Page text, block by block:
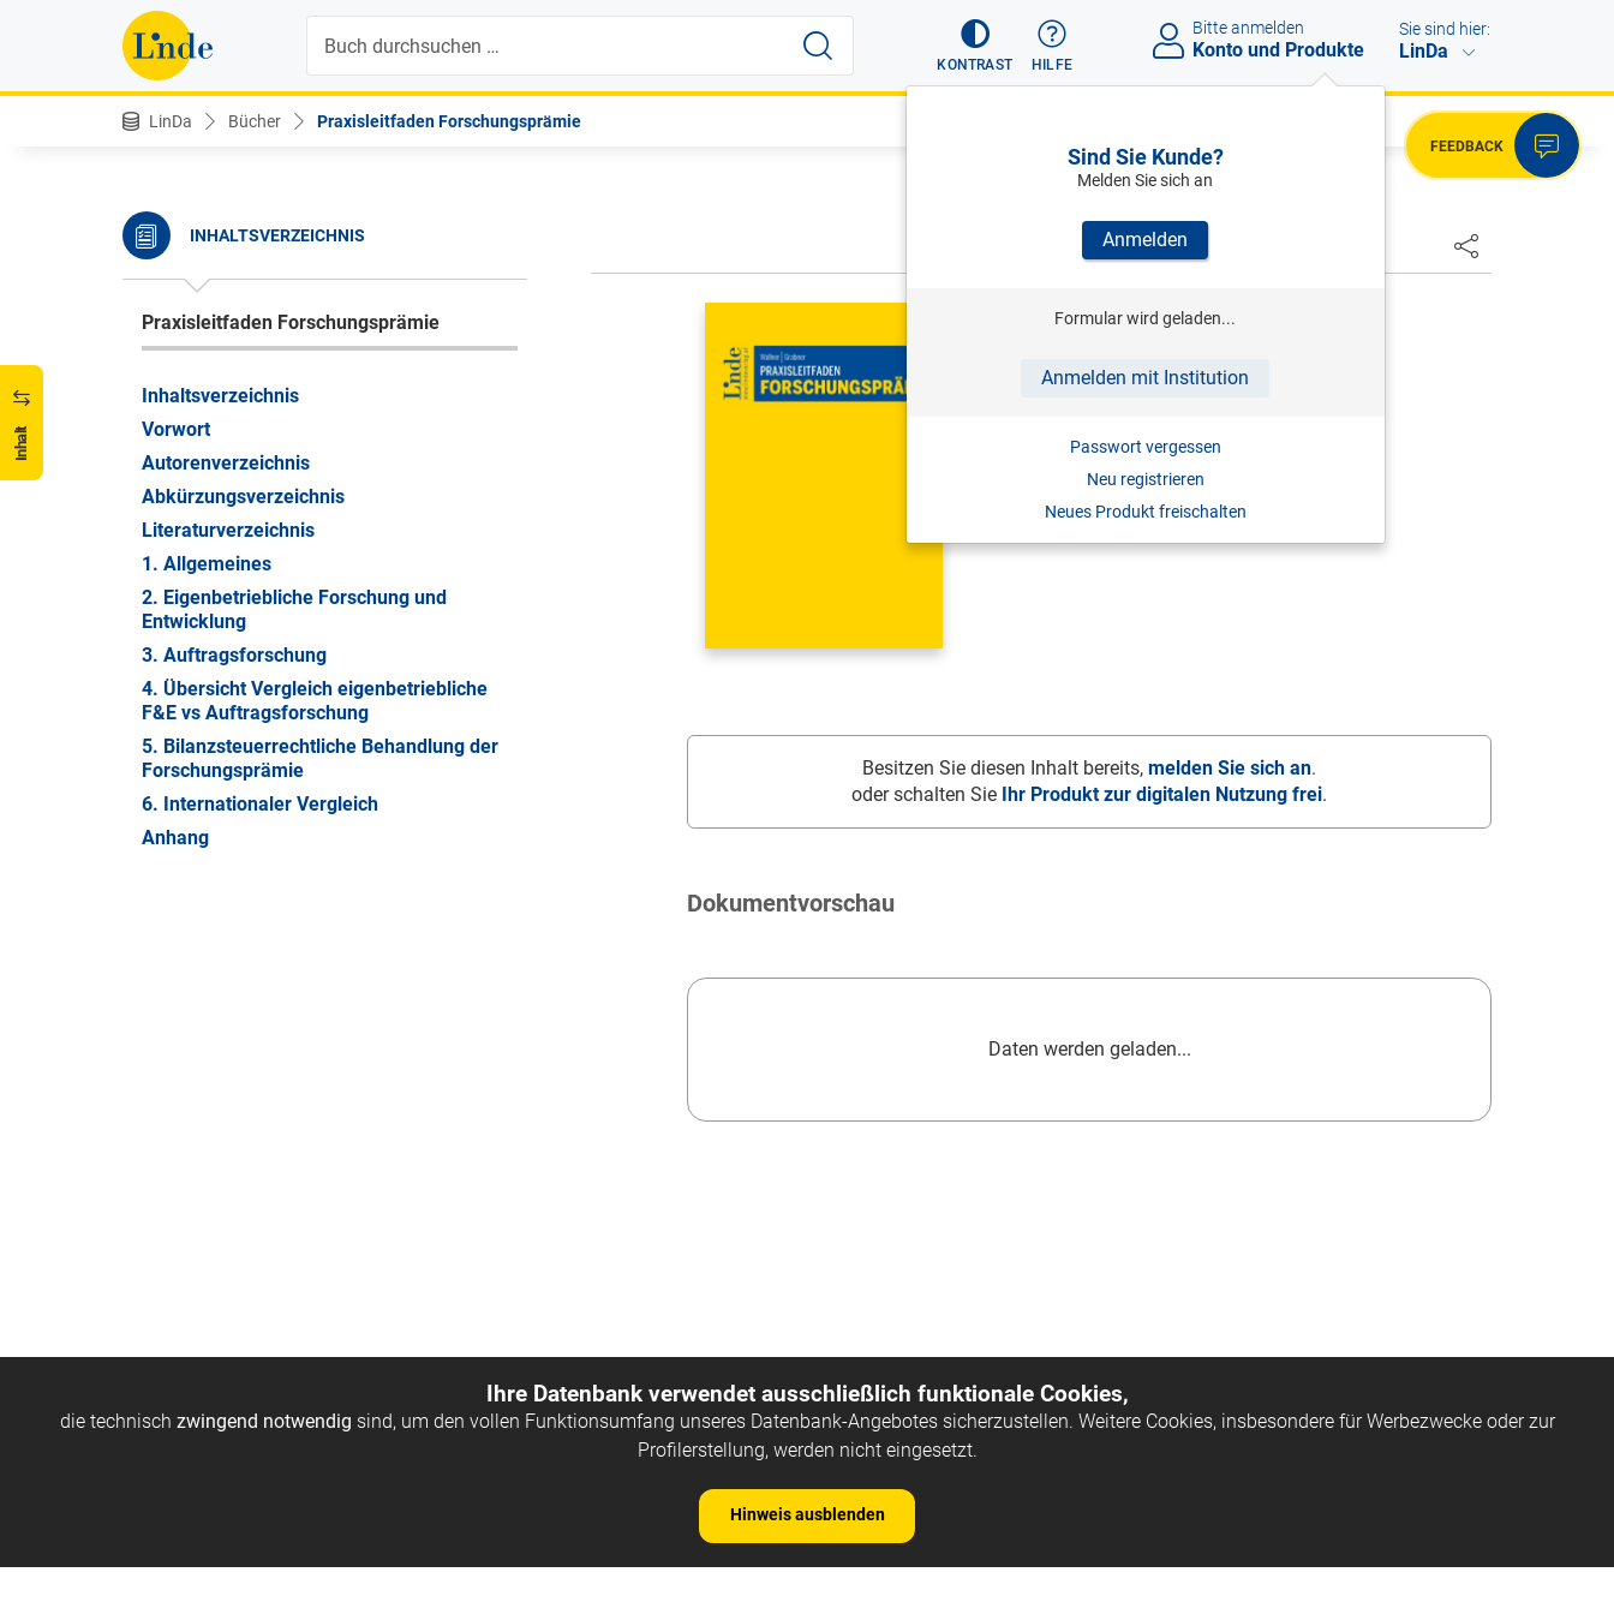
KONTRAST HILFE
Bitte anmelden
Konto und Produkte
Sind Sie Kunde?
Melden Sie sich an
Anmelden
Formular wird geladen...
Anmelden mit Institution
Passwort vergessen
Neu registrieren
Neues Produkt freischalten
Sie sind hier:
LinDa
LinDa Bücher Praxisleitfaden Forschungsprämie
FEEDBACK
Inhalt
INHALTSVERZEICHNIS
Praxisleitfaden Forschungsprämie
Inhaltsverzeichnis
Vorwort
Autorenverzeichnis
Abkürzungsverzeichnis
Literaturverzeichnis
1. Allgemeines
2. Eigenbetriebliche Forschung und
Entwicklung
3. Auftragsforschung
4. Übersicht Vergleich eigenbetriebliche
F&E vs Auftragsforschung
5. Bilanzsteuerrechtliche Behandlung der
Forschungsprämie
6. Internationaler Vergleich
Anhang
WALLNER/GRABNER
Print-ISBN: 978-3-7073-4347-2
Besitzen Sie diesen Inhalt bereits, melden Sie sich an.
oder schalten Sie Ihr Produkt zur digitalen Nutzung frei.
Dokumentvorschau
Daten werden geladen...
Ihre Datenbank verwendet ausschließlich funktionale Cookies,
die technisch zwingend notwendig sind, um den vollen Funktionsumfang unseres Datenbank-Angebotes sicherzustellen. Weitere Cookies, insbesondere für Werbezwecke oder zur
Profilerstellung, werden nicht eingesetzt.
Hinweis ausblenden